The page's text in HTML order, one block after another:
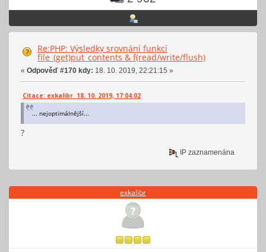
Re:PHP: Výsledky srovnání funkcí
file_(get)put_contents & f(read/write/flush)
« Odpověď #170 kdy: 18. 10. 2019, 22:21:15 »
Citace: exkalibr 18. 10. 2019, 17:04:02
... nejoptimálnější...
?
IP zaznamenána
exkalibr